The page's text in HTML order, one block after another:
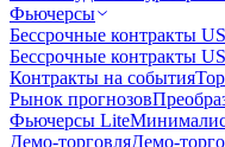
Фьючерсы
Бессрочные контракты
Бессрочные контракты
Контракты на события
Рынок прогнозов
Фьючерсы Lite
Демо-торговляДемо-